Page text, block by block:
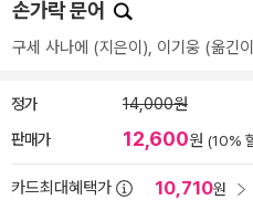
손가락 문어
구세 사나에 (지은이), 이기웅 (옮긴
정가 14,000원
판매가 12,600원 (10%
카드최대혜택가 10,710원